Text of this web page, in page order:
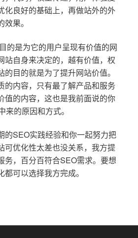
化良好的基础上，再做站外的外
果。
的是为它的用户呈现有价值的网
站自身来决定的，越有价值，权
目的就是为了提升网站价值。
的内容，只有最了解产品和服务
值的内容，这也是我前面说的你
的原因和方式。
的SEO实践经验和你一起努力把
可优化性太差也没关系，我方提
务，百分百符合SEO需求。要想
可以选择我方完成。